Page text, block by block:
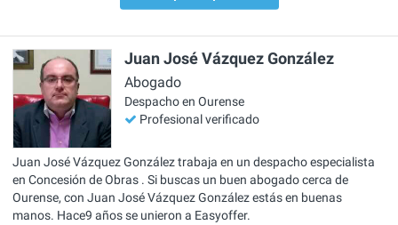
Juan José Vázquez González
Abogado
Despacho en Ourense
Profesional verificado
Juan José Vázquez González trabaja en un despacho especialista
en Concesión de Obras . Si buscas un buen abogado cerca de
Ourense, con Juan José Vázquez González estás en buenas
manos. Hace9 años se unieron a Easyoffer.